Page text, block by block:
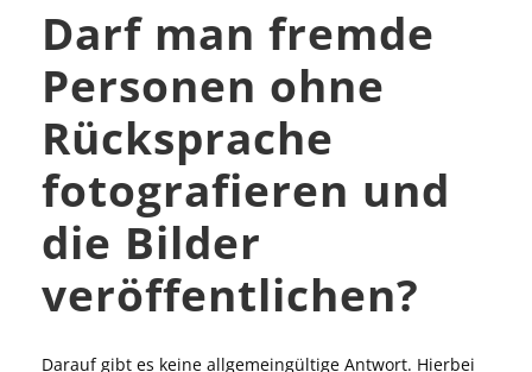
Darf man fremde
Personen ohne
Rücksprache
fotografieren und
die Bilder
veröffentlichen?
Darauf gibt es keine allgemeingültige Antwort. Hierbei